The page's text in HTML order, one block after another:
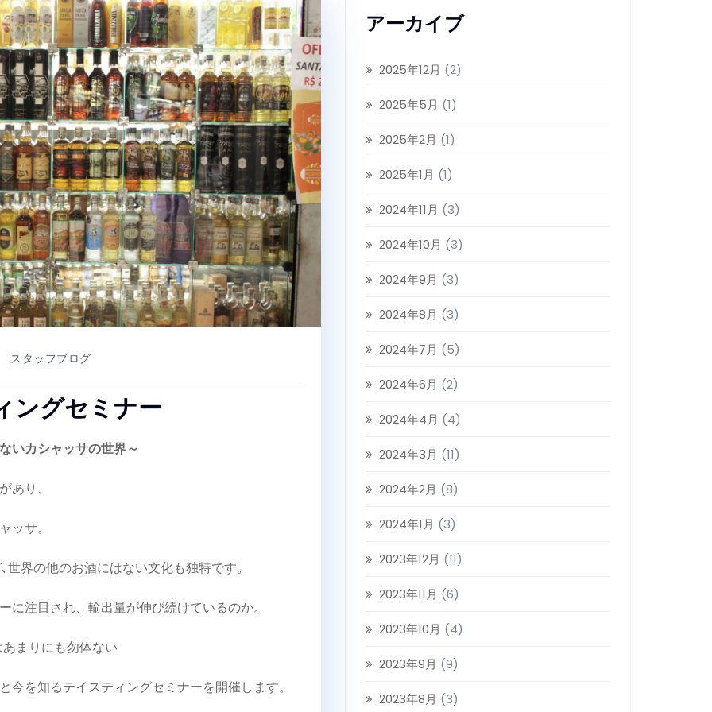
スタッフブログ
ングセミナー
いカシャッサの世界～
あり、
ッサ。
界の他のお酒にはない文化も独特です。
注目され、輸出量が伸び続けているのか。
まりにも勿体ない
を知るテイスティングセミナーを開催します。
アーカイブ
2025年12月 (2)
2025年5月 (1)
2025年2月 (1)
2025年1月 (1)
2024年11月 (3)
2024年10月 (3)
2024年9月 (3)
2024年8月 (3)
2024年7月 (5)
2024年6月 (2)
2024年4月 (4)
2024年3月 (11)
2024年2月 (8)
2024年1月 (3)
2023年12月 (11)
2023年11月 (6)
2023年10月 (4)
2023年9月 (9)
2023年8月 (3)